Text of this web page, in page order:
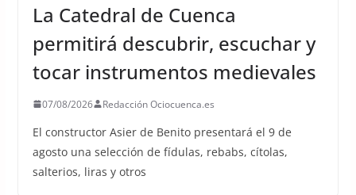
La Catedral de Cuenca
permitirá descubrir, escuchar y
tocar instrumentos medievales
07/08/2026 Redacción Ociocuenca.es
El constructor Asier de Benito presentará el 9 de
agosto una selección de fídulas, rebabs, cítolas,
salterios, liras y otros